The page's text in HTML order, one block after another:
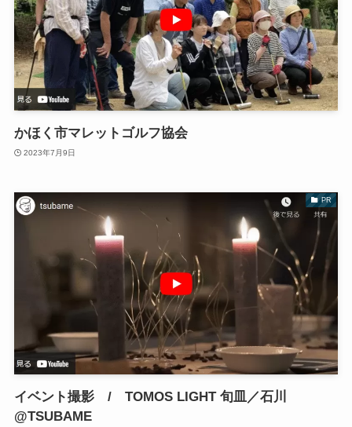
かほく市マレットゴルフ協会
2023年7月9日
PR
イベント撮影 / TOMOS LIGHT 旬皿／石川
@TSUBAME